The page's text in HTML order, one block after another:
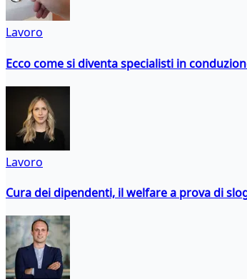
Lavoro
Ecco come si diventa specialisti in
Lavoro
Cura dei dipendenti, il welfare a prova di